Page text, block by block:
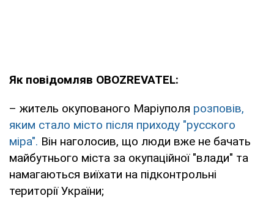
Як повідомляв OBOZREVATEL:
– житель окупованого Маріуполя розповів,
яким стало місто після приходу "русского
міра". Він наголосив, що люди вже не бачать
майбутнього міста за окупаційної "влади" та
намагаються виїхати на підконтрольні
території України;